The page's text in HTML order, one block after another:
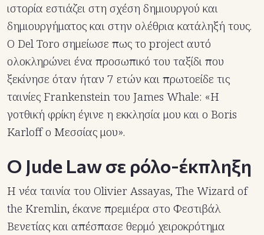
ιστορία εστιάζει στη σχέση δημιουργού και
δημιουργήματος και στην ολέθρια κατάληξή τους.
Ο Del Toro σημείωσε πως το project αυτό
ολοκληρώνει ένα προσωπικό του ταξίδι που
ξεκίνησε όταν ήταν 7 ετών και πρωτοείδε τις
ταινίες Frankenstein του James Whale: «Η
γοτθική φρίκη έγινε η εκκλησία μου και ο Boris
Karloff ο Μεσσίας μου».
Ο Jude Law σε ρόλο-έκπληξη
Η νέα ταινία του Olivier Assayas, The Wizard of
the Kremlin, έκανε πρεμιέρα στο Φεστιβάλ
Βενετίας και απέσπασε θερμό χειροκρότημα